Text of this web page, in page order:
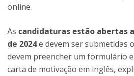
online.
As candidaturas estão abertas
de 2024e devem ser submetidas
devem preencher um formulário
carta de motivação em inglês,